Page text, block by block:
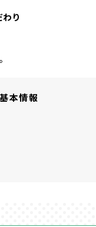
り
本情報